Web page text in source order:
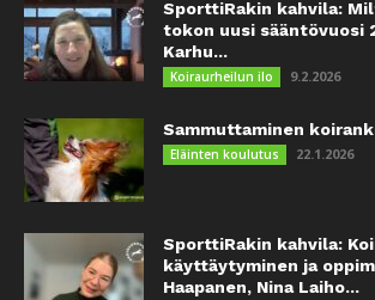
SporttiRakin kahvila:
tokon uusi sääntövuosi
Karhu...
Koiraurheilun ilo 9.2.2026
Sammuttaminen
Eläinten koulutus 22.1.2026
SporttiRakin kahvila:
käyttäytyminen ja
Haapanen, Nina Laiho...